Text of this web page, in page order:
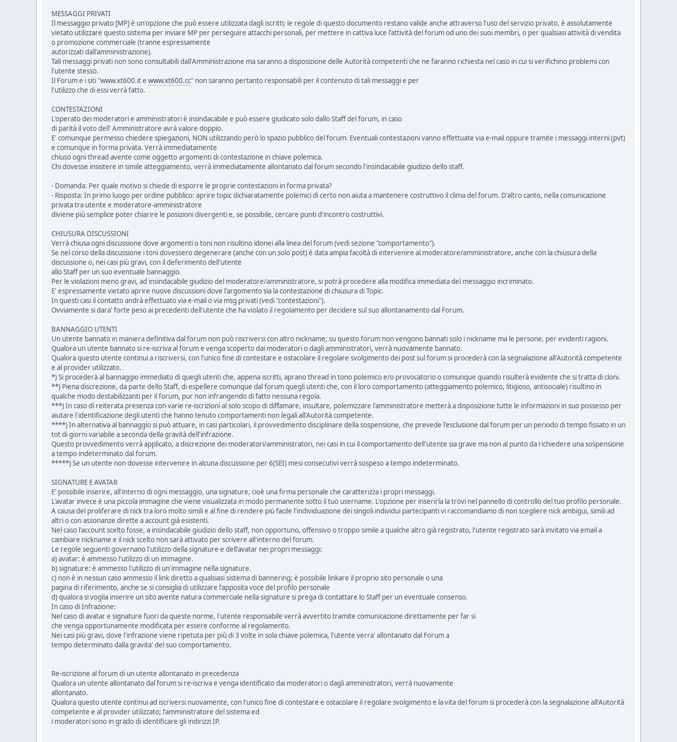
MESSAGGI PRIVATI
Il messaggio privato [MP] è un'opzione che può essere utilizzata dagli iscritti; le regole di questo documento restano valide anche attraverso l'uso del servizio privato, è assolutamente
vietato utilizzare questo sistema per inviare MP per perseguire attacchi personali, per mettere in cattiva luce l'attività del forum od uno dei suoi membri, o per qualsiasi attività di vendita
o promozione commerciale (tranne espressamente
autorizzati dall'amministrazione).
Tali messaggi privati non sono consultabili dall'Amministrazione ma saranno a disposizione delle Autorità competenti che ne faranno richiesta nel caso in cui si verifichino problemi con
l'utente stesso.
Il Forum e i siti "www.xt600.it e www.xt600.cc" non saranno pertanto responsabili per il contenuto di tali messaggi e per
l'utilizzo che di essi verrà fatto.
CONTESTAZIONI
L'operato dei moderatori e amministratori è insindacabile e può essere giudicato solo dallo Staff del forum, in caso
di parità il voto dell' Amministratore avrà valore doppio.
E' comunque permesso chiedere spiegazioni, NON utilizzando però lo spazio pubblico del forum. Eventuali contestazioni vanno effettuate via e-mail oppure tramite i messaggi interni (pvt)
e comunque in forma privata. Verrà immediatamente
chiuso ogni thread avente come oggetto argomenti di contestazione in chiave polemica.
Chi dovesse insistere in simile atteggiamento, verrà immediatamente allontanato dal forum secondo l'insindacabile giudizio dello staff.
- Domanda: Per quale motivo si chiede di esporre le proprie contestazioni in forma privata?
- Risposta: In primo luogo per ordine pubblico: aprire topic dichiaratamente polemici di certo non aiuta a mantenere costruttivo il clima del forum. D'altro canto, nella comunicazione
privata tra utente e moderatore-amministratore
diviene più semplice poter chiarire le posizioni divergenti e, se possibile, cercare punti d'incontro costruttivi.
CHIUSURA DISCUSSIONI
Verrà chiusa ogni discussione dove argomenti o toni non risultino idonei alla linea del forum (vedi sezione "comportamento").
Se nel corso della discussione i toni dovessero degenerare (anche con un solo post) è data ampia facoltà di intervenire al moderatore/amministratore, anche con la chiusura della
discussione o, nei casi più gravi, con il deferimento dell'utente
allo Staff per un suo eventuale bannaggio.
Per le violazioni meno gravi, ad insindacabile giudizio del moderatore/amministratore, si potrà procedere alla modifica immediata del messaggio incriminato.
E' espressamente vietato aprire nuove discussioni dove l'argomento sia la contestazione di chiusura di Topic.
In questi casi il contatto andrà effettuato via e-mail o via msg privati (vedi "contestazioni").
Ovviamente si dara' forte peso ai precedenti dell'utente che ha violato il regolamento per decidere sul suo allontanamento dal Forum.
BANNAGGIO UTENTI
Un utente bannato in maniera definitiva dal forum non può riscriversi con altro nickname; su questo forum non vengono bannati solo i nickname ma le persone, per evidenti ragioni.
Qualora un utente bannato si re-iscriva al forum e venga scoperto dai moderatori o dagli amministratori, verrà nuovamente bannato.
Qualora questo utente continui a riscriversi, con l'unico fine di contestare e ostacolare il regolare svolgimento dei post sul forum si procederà con la segnalazione all'Autorità competente
e al provider utilizzato.
*) Si procederà al bannaggio immediato di quegli utenti che, appena iscritti, aprano thread in tono polemico e/o provocatorio o comunque quando risulterà evidente che si tratta di cloni.
**) Piena discrezione, da parte dello Staff, di espellere comunque dal forum quegli utenti che, con il loro comportamento (atteggiamento polemico, litigioso, antisociale) risultino in
qualche modo destabilizzanti per il forum, pur non infrangendo di fatto nessuna regola.
***) In caso di reiterata presenza con varie re-iscrizioni al solo scopo di diffamare, insultare, polemizzare l'amministratore metterà a disposizione tutte le informazioni in suo possesso per
aiutare l'identificazione degli utenti che hanno tenuto comportamenti non legali all'Autorità competente.
****) In alternativa al bannaggio si può attuare, in casi particolari, il provvedimento disciplinare della sospensione, che prevede l'esclusione dal forum per un periodo di tempo fissato in un
tot di giorni variabile a seconda della gravità dell'infrazione.
Questo provvedimento verrà applicato, a discrezione dei moderatori/amministratori, nei casi in cui il comportamento dell'utente sia grave ma non al punto da richiedere una sospensione
a tempo indeterminato dal forum.
*****) Se un utente non dovesse intervenire in alcuna discussione per 6(SEI) mesi consecutivi verrà sospeso a tempo indeterminato.
SIGNATURE E AVATAR
E' possibile inserire, all'interno di ogni messaggio, una signature, cioè una firma personale che caratterizza i propri messaggi.
L'avatar invece è una piccola immagine che viene visualizzata in modo permanente sotto il tuo username. L'opzione per inserirla la trovi nel pannello di controllo del tuo profilo personale.
A causa del proliferare di nick tra loro molto simili e al fine di rendere più facile l'individuazione dei singoli individui partecipanti vi raccomandiamo di non scegliere nick ambigui, simili ad
altri o con assonanze dirette a account già esistenti.
Nel caso l'account scelto fosse, a insindacabile giudizio dello staff, non opportuno, offensivo o troppo simile a qualche altro già registrato, l'utente registrato sarà invitato via email a
cambiare nickname e il nick scelto non sarà attivato per scrivere all'interno del forum.
Le regole seguenti governano l'utilizzo della signature e dell'avatar nei propri messaggi:
a) avatar: è ammesso l'utilizzo di un immagine.
b) signature: è ammesso l'utilizzo di un'immagine nella signature.
c) non è in nessun caso ammesso il link diretto a qualsiasi sistema di bannering; è possibile linkare il proprio sito personale o una
pagina di riferimento, anche se si consiglia di utilizzare l'apposita voce del profilo personale
d) qualora si voglia inserire un sito avente natura commerciale nella signature si prega di contattare lo Staff per un eventuale consenso.
In caso di Infrazione:
Nel caso di avatar e signature fuori da queste norme, l'utente responsabile verrà avvertito tramite comunicazione direttamente per far si
che venga opportunamente modificata per essere conforme al regolamento.
Nei casi più gravi, dove l'infrazione viene ripetuta per più di 3 volte in sola chiave polemica, l'utente verra' allontanato dal Forum a
tempo determinato dalla gravita' del suo comportamento.
Re-iscrizione al forum di un utente allontanato in precedenza
Qualora un utente allontanato dal forum si re-iscriva e venga identificato dai moderatori o dagli amministratori, verrà nuovamente
allontanato.
Qualora questo utente continui ad iscriversi nuovamente, con l'unico fine di contestare e ostacolare il regolare svolgimento e la vita del forum si procederà con la segnalazione all'Autorità
competente e al provider utilizzato; l'amministratore del sistema ed
i moderatori sono in grado di identificare gli indirizzi IP.